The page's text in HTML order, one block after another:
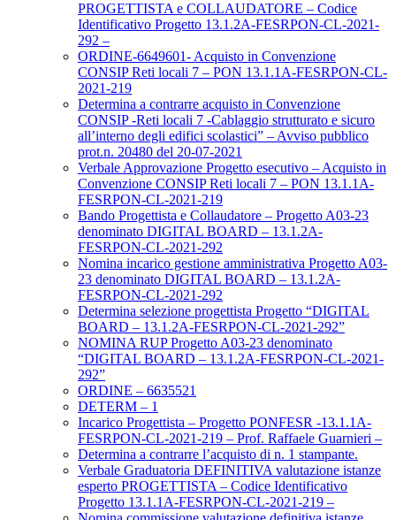
PROGETTISTA e COLLAUDATORE – Codice
Identificativo Progetto 13.1.2A-FESRPON-CL-2021-
292 –
ORDINE-6649601- Acquisto in Convenzione
CONSIP Reti locali 7 – PON 13.1.1A-FESRPON-CL-
2021-219
Determina a contrarre acquisto in Convenzione
CONSIP -Reti locali 7 -Cablaggio strutturato e sicuro
all’interno degli edifici scolastici” – Avviso pubblico
prot.n. 20480 del 20-07-2021
Verbale Approvazione Progetto esecutivo – Acquisto in
Convenzione CONSIP Reti locali 7 – PON 13.1.1A-
FESRPON-CL-2021-219
Bando Progettista e Collaudatore – Progetto A03-23
denominato DIGITAL BOARD – 13.1.2A-
FESRPON-CL-2021-292
Nomina incarico gestione amministrativa Progetto A03-
23 denominato DIGITAL BOARD – 13.1.2A-
FESRPON-CL-2021-292
Determina selezione progettista Progetto “DIGITAL
BOARD – 13.1.2A-FESRPON-CL-2021-292”
NOMINA RUP Progetto A03-23 denominato
“DIGITAL BOARD – 13.1.2A-FESRPON-CL-2021-
292”
ORDINE – 6635521
DETERM – 1
Incarico Progettista – Progetto PONFESR -13.1.1A-
FESRPON-CL-2021-219 – Prof. Raffaele Guarnieri –
Determina a contrarre l’acquisto di n. 1 stampante.
Verbale Graduatoria DEFINITIVA valutazione istanze
esperto PROGETTISTA – Codice Identificativo
Progetto 13.1.1A-FESRPON-CL-2021-219 –